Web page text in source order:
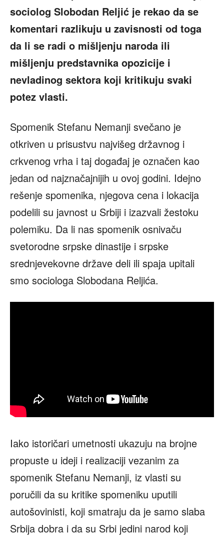
sociolog Slobodan Reljić je rekao da se
komentari razlikuju u zavisnosti od toga
da li se radi o mišljenju naroda ili
mišljenju predstavnika opozicije i
nevladinog sektora koji kritikuju svaki
potez vlasti.
Spomenik Stefanu Nemanji svečano je
otkriven u prisustvu najvišeg državnog i
crkvenog vrha i taj događaj je označen kao
jedan od najznačajnijih u ovoj godini. Idejno
rešenje spomenika, njegova cena i lokacija
podelili su javnost u Srbiji i izazvali žestoku
polemiku. Da li nas spomenik osnivaču
svetorodne srpske dinastije i srpske
srednjevekovne države deli ili spaja upitali
smo sociologa Slobodana Reljića.
Iako istoričari umetnosti ukazuju na brojne
propuste u ideji i realizaciji vezanim za
spomenik Stefanu Nemanji, iz vlasti su
poručili da su kritike spomeniku uputili
autošovinisti, koji smatraju da je samo slaba
Srbija dobra i da su Srbi jedini narod koji